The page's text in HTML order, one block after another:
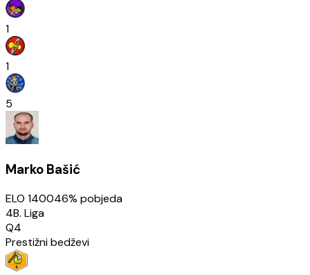
1
1
5
Marko Bašić
ELO 140046% pobjeda
4B. Liga
Q4
Prestižni bedževi